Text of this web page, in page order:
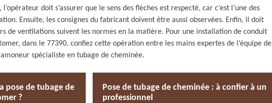
doit s’assurer que le sens des flèches est respecté, car c’est l’une des
Ensuite, les consignes du fabricant doivent être aussi observées. Enfin, il doit
de ventilations suivent les normes en la matière. Pour une installation de conduit
dans le 77390, confiez cette opération entre les mains expertes de l’équipe de
spécialiste en tubage de cheminée.
pose de tubage de
?
Pose de tubage de cheminée : à confier à un
professionnel